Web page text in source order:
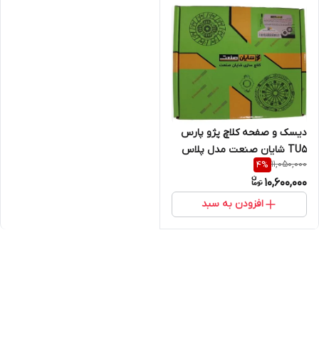
دیسک و صفحه کلاچ پژو پارس
TU5 شایان صنعت مدل پلاس
پری دمپر (خرید مستقیم از
پخش کننده)
11,050,000
4%
10,600,000
افزودن به سبد